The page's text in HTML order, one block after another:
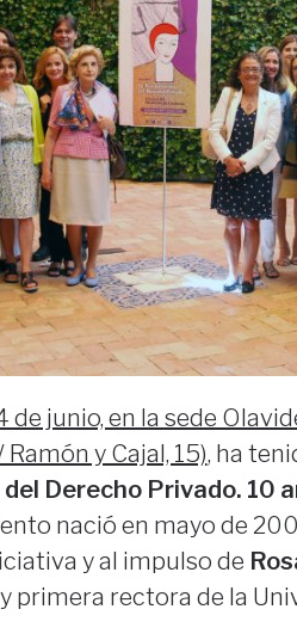
de junio, en la sede
y Cajal, 15), ha
Derecho Privado. 10
nació en mayo de
y al impulso de
primera rectora de la